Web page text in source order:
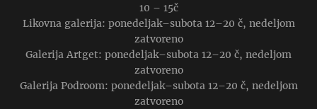
10 – 15č
Likovna galerija: ponedeljak–subota 12–20 č, nedeljom
zatvoreno
Galerija Artget: ponedeljak–subota 12–20 č, nedeljom
zatvoreno
Galerija Podroom: ponedeljak–subota 12–20 č, nedeljom
zatvoreno